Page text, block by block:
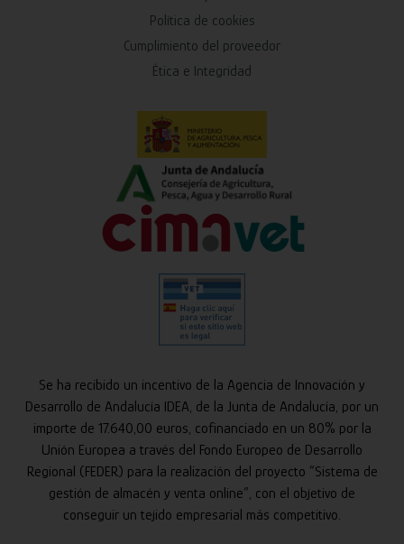
Política de cookies
Cumplimiento del proveedor
Ética e Integridad
Se ha recibido un incentivo de la Agencia de Innovación y
Desarrollo de Andalucía IDEA, de la Junta de Andalucía, por un
importe de 17.640,00 euros, cofinanciado en un 80% por la
Unión Europea a través del Fondo Europeo de Desarrollo
Regional (FEDER) para la realización del proyecto “Sistema de
gestión de almacén y venta online”, con el objetivo de
conseguir un tejido empresarial más competitivo.